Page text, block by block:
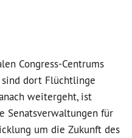
Congress-Centrums
dort Flüchtlinge
weitergeht, ist
Senatsverwaltungen für
um die Zukunft des